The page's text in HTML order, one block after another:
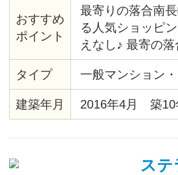
おすすめ
ポイント
最寄りの落合南
る人気ショッピ
えなし♪ 最寄の
着！ 駅前にはス
にはコンビニや
便利です♪ お仕
と間違いなし♡
タイプ 一般マンション
建築年月 2016年4月 築10
ステ